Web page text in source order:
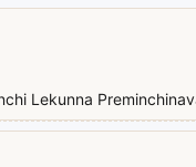
Lekunna